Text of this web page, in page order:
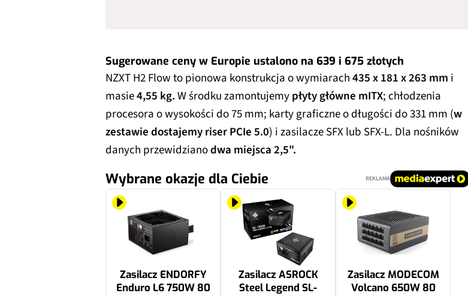
Sugerowane ceny w Europie ustalono na 639 i 675 złotych
NZXT H2 Flow to pionowa konstrukcja o wymiarach435 x 181 x 263 mm i
masie4,55 kg.W środku zamontujemypłyty główne mITX; chłodzenia
procesora o wysokości do 75 mm; karty graficzne o długości do 331 mm (w
zestawie dostajemy riser PCIe 5.0) i zasilacze SFX lub SFX-L. Dla nośników
danych przewidzianodwa miejsca 2,5".
Wybrane okazje dla Ciebie REKLAMA
Zasilacz ENDORFY
Enduro L6 750W 80
Zasilacz ASROCK
Steel Legend SL-
Zasilacz MODECOM
Volcano 650W 80